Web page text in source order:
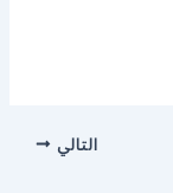
التالي